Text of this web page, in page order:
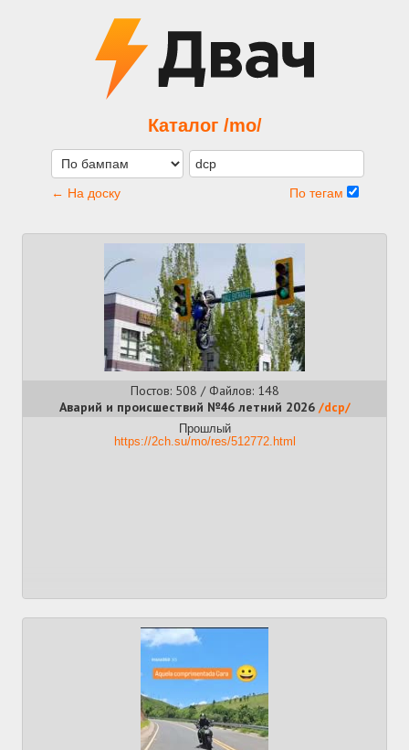
Каталог /mo/
← На доску По тегам
Постов: 508 / Файлов: 148
Аварий и происшествий №46 летний 2026 /dcp/
Прошлый
https://2ch.su/mo/res/512772.html